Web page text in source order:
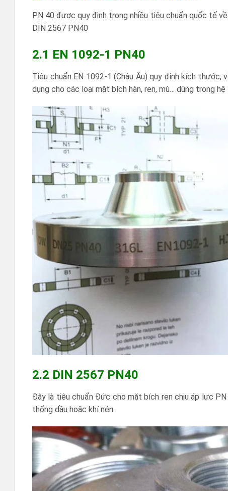
PN 40 được quy định trong nhiều tiêu chuẩn quốc tế
DIN 2567 PN40
2.1 EN 1092-1 PN40
Tiêu chuẩn EN 1092-1 (Châu Âu) quy định kích
dụng cho các loại mặt bích hàn, ren, mù… dùng trong
2.2 DIN 2567 PN40
Đây là tiêu chuẩn Đức cho mặt bích ren chịu áp lực
thống dầu hoặc khí nén.